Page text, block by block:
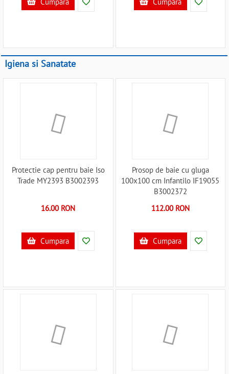
Igiena si Sanatate
Protectie cap pentru baie Iso
Trade MY2393 B3002393
16.00 RON
Cumpara
Prosop de baie cu gluga
100x100 cm Infantilo IF19055
B3002372
112.00 RON
Cumpara